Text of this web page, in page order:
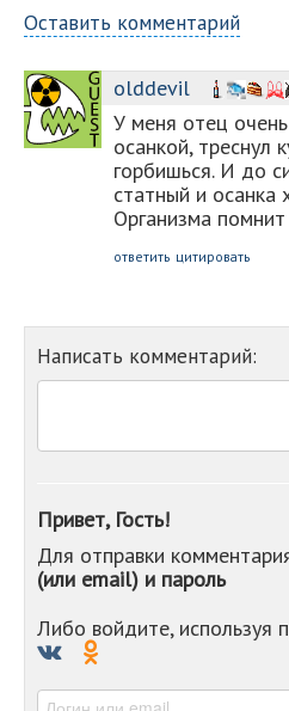
Оставить комментарий
olddevil
У меня отец
осанкой, треснул
горбишься. И до
статный и
Организма помнит
ответить цитировать
Написать комментарий:
Привет, Гость!
Для отправки
(или email) и пароль
Либо войдите, используя